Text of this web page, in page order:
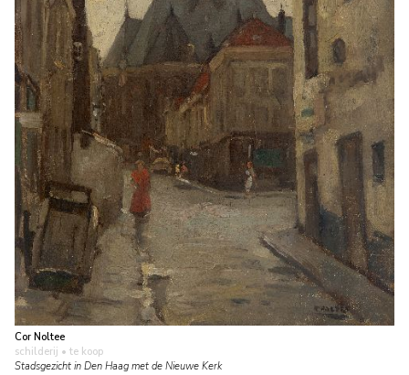
Cor Noltee
schilderij • te koop
Stadsgezicht in Den Haag met de Nieuwe Kerk